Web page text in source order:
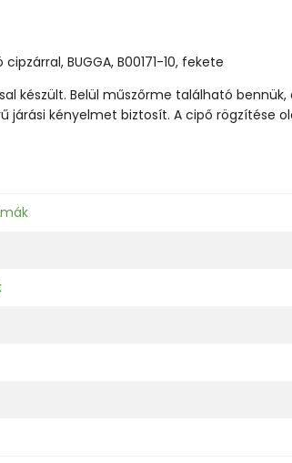
BUGGA, B00171-10, fekete
készült. Belül műszőrme található
kényelmet biztosít. A cipő rögzítése